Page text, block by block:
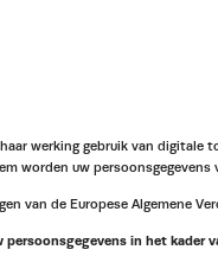
werking gebruik van
worden uw persoonsgegevens
van de Europese Algemene
in het kader